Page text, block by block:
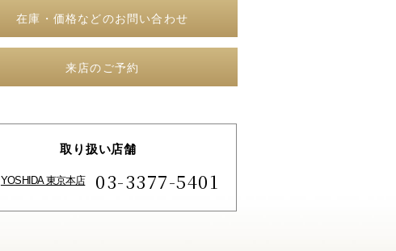
在庫・価格などのお問い合わせ
来店のご予約
取り扱い店舗
YOSHIDA 東京本店 03-3377-5401